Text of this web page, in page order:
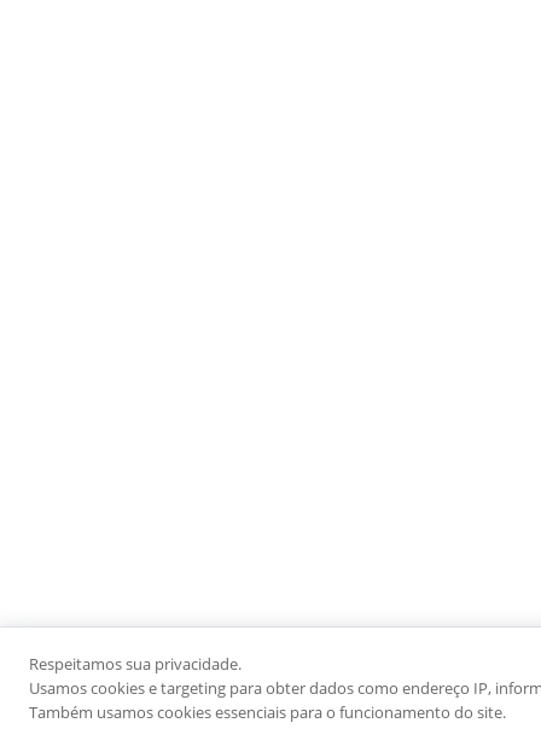
Respeitamos sua privacidade.
Usamos cookies e targeting para obter dados como endereço IP,
Também usamos cookies essenciais para o funcionamento do site.